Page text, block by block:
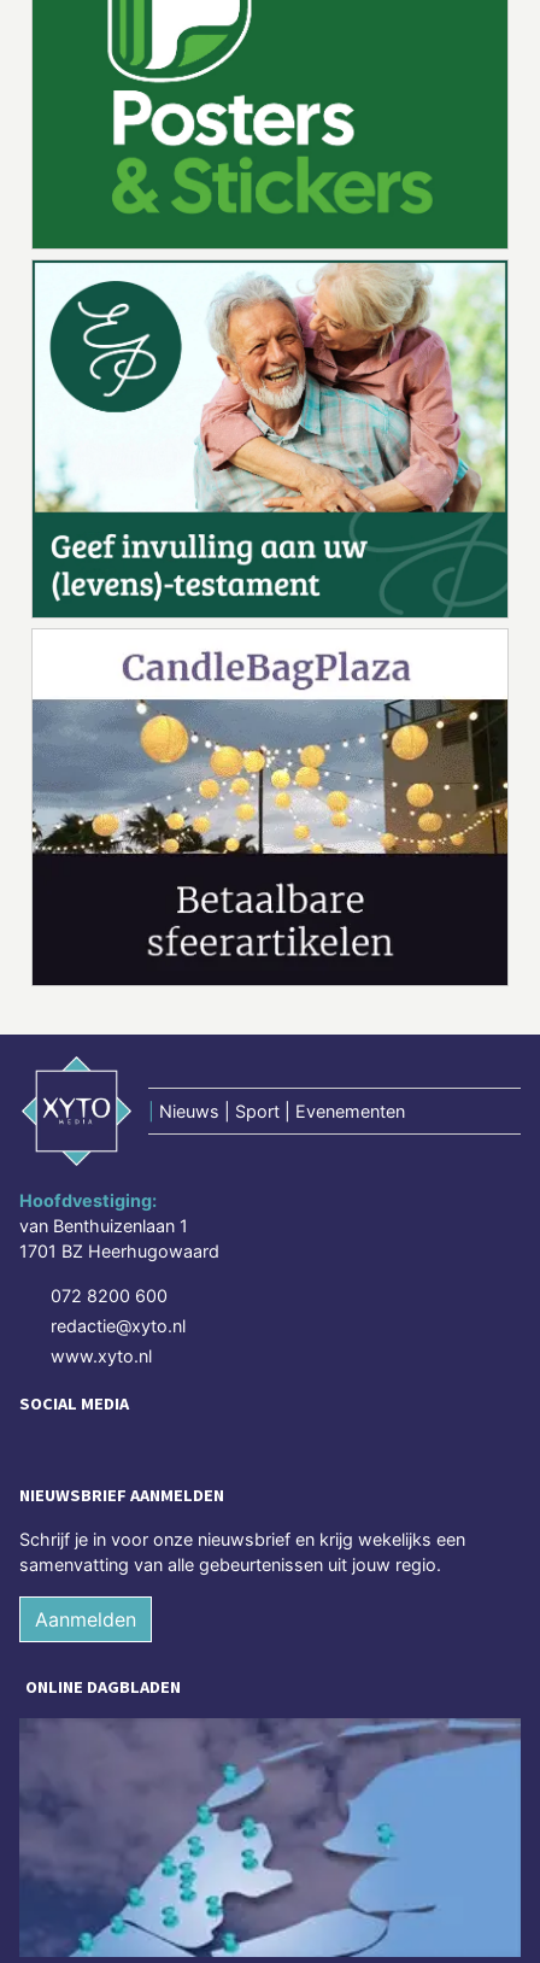
Nieuws | Sport | Evenementen
Hoofdvestiging:
van Benthuizenlaan 1
1701 BZ Heerhugowaard
072 8200 600
redactie@xyto.nl
www.xyto.nl
SOCIAL MEDIA
NIEUWSBRIEF AANMELDEN
Schrijf je in voor onze nieuwsbrief en krijg wekelijks een
samenvatting van alle gebeurtenissen uit jouw regio.
Aanmelden
ONLINE DAGBLADEN